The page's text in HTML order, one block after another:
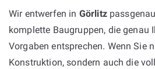
Wir entwerfen in Görlitz
komplette Baugruppen, die genau
Vorgaben entsprechen. Wenn Sie
Konstruktion, sondern auch die